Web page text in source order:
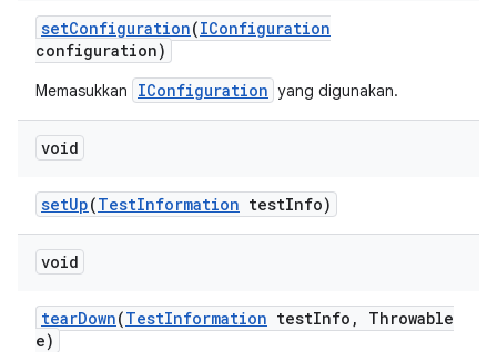
setConfiguration(IConfiguration
configuration)
Memasukkan IConfiguration yang digunakan.
void
setUp(TestInformation testInfo)
void
tearDown(TestInformation testInfo ,
Throwable
e)